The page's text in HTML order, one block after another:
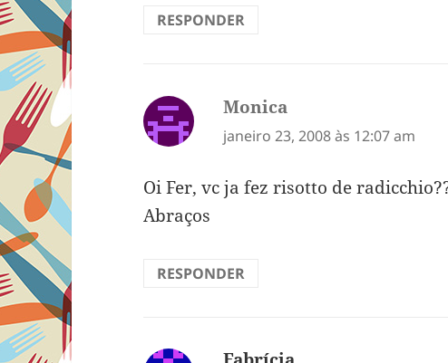
RESPONDER
Monica
janeiro 23, 2008 às 12:07 am
Oi Fer, vc ja fez risotto de
Abraços
RESPONDER